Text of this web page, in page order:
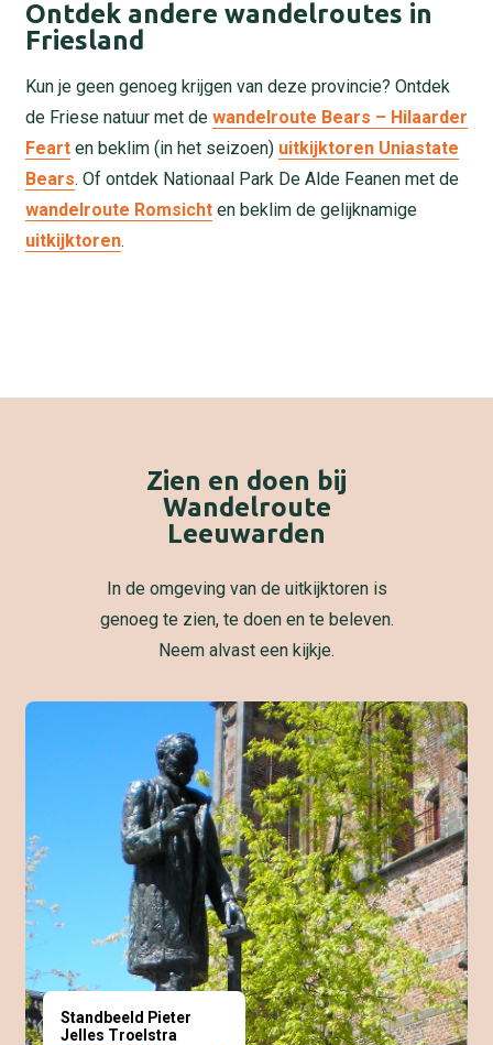
Ontdek andere wandelroutes in
Friesland
Kun je geen genoeg krijgen van deze provincie? Ontdek
de Friese natuur met de wandelroute Bears – Hilaarder
Feart en beklim (in het seizoen) uitkijktoren Uniastate
Bears. Of ontdek Nationaal Park De Alde Feanen met de
wandelroute Romsicht en beklim de gelijknamige
uitkijktoren.
Zien en doen bij
Wandelroute
Leeuwarden
In de omgeving van de uitkijktoren is
genoeg te zien, te doen en te beleven.
Neem alvast een kijkje.
Standbeeld Pieter
Jelles Troelstra